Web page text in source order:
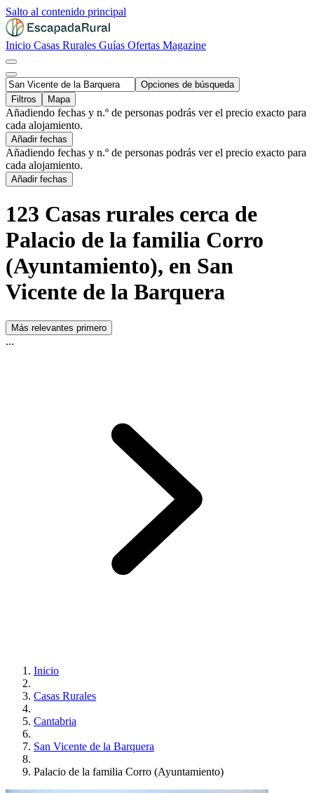
Salto al contenido principal
Inicio Casas Rurales Guías Ofertas Magazine
Opciones de búsqueda
Filtros
Mapa
Añadiendo fechas y n.º de personas podrás ver el precio exacto para
cada alojamiento.
Añadir fechas
Añadiendo fechas y n.º de personas podrás ver el precio exacto para
cada alojamiento.
Añadir fechas
123 Casas rurales cerca de
Palacio de la familia Corro
(Ayuntamiento), en San
Vicente de la Barquera
Más relevantes primero
...
Inicio
Casas Rurales
Cantabria
San Vicente de la Barquera
Palacio de la familia Corro (Ayuntamiento)